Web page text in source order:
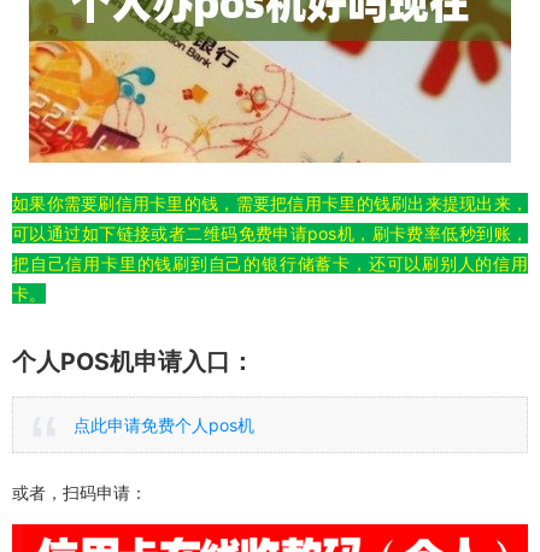
如果你需要刷信用卡里的钱，需要把信用卡里的钱刷出来提现出来，
可以通过如下链接或者二维码免费申请pos机，刷卡费率低秒到账，
把自己信用卡里的钱刷到自己的银行储蓄卡，还可以刷别人的信用
卡。
个人POS机申请入口：
点此申请免费个人pos机
或者，扫码申请：